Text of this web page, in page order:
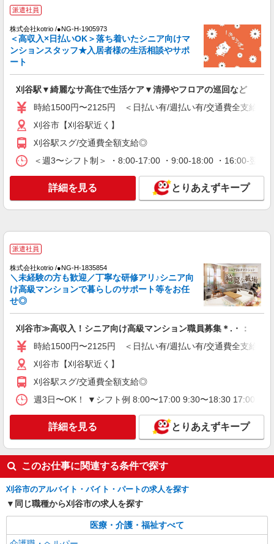
派遣社員
株式会社kotrio /●NG-H-2031171
刈谷駅｜日払いOK！日収1.1万円超え×サ高住
スタッフ！
時給1500円〜2125円 ＜日払い有/週払い有/交
通費全支給(ガソリン代含む)＞
刈谷市【刈谷駅近く】
キープ
派遣社員
株式会社kotrio /●NG-H-1907540
につけて長く働く♪
時給1500円〜2150円 ＜日払い有/週払い有/交
通費全支給(ガソリン代含む)＞
派遣社員
レバウェル株式会社
［1］介護福祉士 ［2］初任者研修/2級ヘルパ
ネジャー等
時給1,226円〜1,800円 ※経験・能力による ＜
月給例＞シッカリ稼げるのが魅力♪ 時給1,700円×1
愛知県刈谷市 ☆その他、愛知県内に勤務地多
キープ 詳細を見る
アスケア訪問入浴 刈谷
訪問入浴の介護職員（運転あり）
【月給】 259,000円〜 【別途支給】 ・交通費
支給（30,000円上限/月） ・家族手当（子供1名に
つき5,000円） ・資格手当（介護福祉士：計
20,000円UP） ・昇給（評価に応じて毎年4月に実
・退職金制度あり ・キャリアステップ年収モデル
（参考値） 一般職（平均勤続年数5年）390万円
アスケア訪問入浴 刈谷 愛知県刈谷市東陽町
三丁目68番地 東陽町鬼頭ビル1階北側
キープ 詳細を見る
派遣社員
株式会社kotrio /●NG-H-1905973
＜高収入×日払いOK＞落ち着いたシニア向けマ
ンションスタッフ★入居者様の生活相談やサポ
ート
刈谷駅▼綺麗なサ高住で生活ケア▼清掃やフロアの巡回など
時給1500円〜2125円 ＜日払い有/週払い有/交通費全支給(ガ
刈谷市【刈谷駅近く】
刈谷駅スグ/交通費全額支給◎
＜週3〜シフト制＞ ・8:00-17:00 ・9:00-18:00 ・16:00-
詳細を見る とりあえずキープ
派遣社員
株式会社kotrio /●NG-H-1835854
＼未経験の方も歓迎／丁寧な研修アリ♪シニア向
け高級マンションで暮らしのサポート等をお任
せ◎
刈谷市≫高収入！シニア向け高級マンション職員募集＊.・：゜
時給1500円〜2125円 ＜日払い有/週払い有/交通費全支給(ガ
刈谷市【刈谷駅近く】
刈谷駅スグ/交通費全額支給◎
週3日〜OK！ ▼シフト例 8:00〜17:00 9:30〜18:30 17:00〜
詳細を見る とりあえずキープ
このお仕事に関連する条件で探す
刈谷市のアルバイト・バイト・パートの求人を探す
同じ職種から刈谷市の求人を探す
医療・介護・福祉すべて